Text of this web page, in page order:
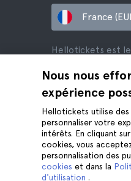
Nous nous
expérience
Hellotickets utilise
personnaliser votre
intérêts. En cliquant
cookies, vous
personnalisation des
cookies et dans la
d'utilisation .
France
Hellotickets est
dans le monde
© Hello Ticket,